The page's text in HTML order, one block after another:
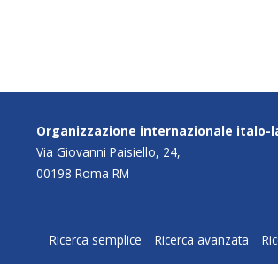
Organizzazione internazionale italo-
Via Giovanni Paisiello, 24,
00198 Roma RM
Ricerca semplice Ricerca avanzata